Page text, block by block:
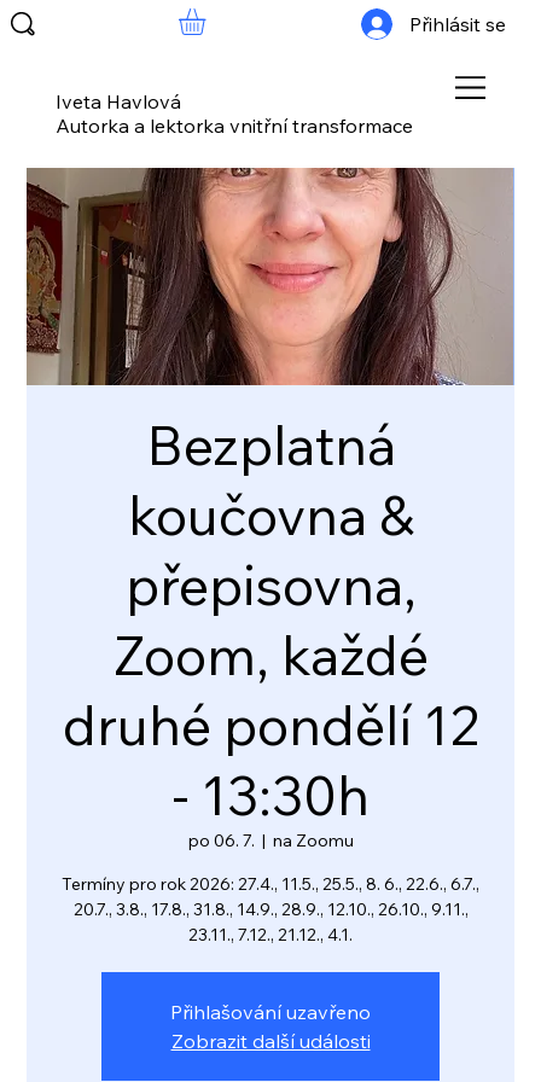
Iveta Havlová
Autorka a lektorka vnitřní transformace
Přihlásit se
Bezplatná
koučovna &
přepisovna,
Zoom, každé
druhé pondělí 12
- 13:30h
po 06. 7.
  |
na Zoomu
Termíny pro rok 2026: 27.4., 11.5., 25.5., 8. 6., 22.6., 6.7.,
20.7., 3.8., 17.8., 31.8., 14.9., 28.9., 12.10., 26.10., 9.11.,
23.11., 7.12., 21.12., 4.1.
Přihlašování uzavřeno
Zobrazit další události